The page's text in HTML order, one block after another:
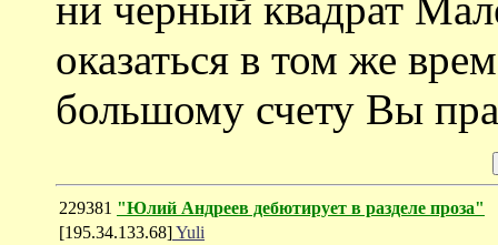
оказаться в том же
большому счету Вы
229381 "Юлий Андреев дебютирует в разделе проза"
[195.34.133.68]Yuli